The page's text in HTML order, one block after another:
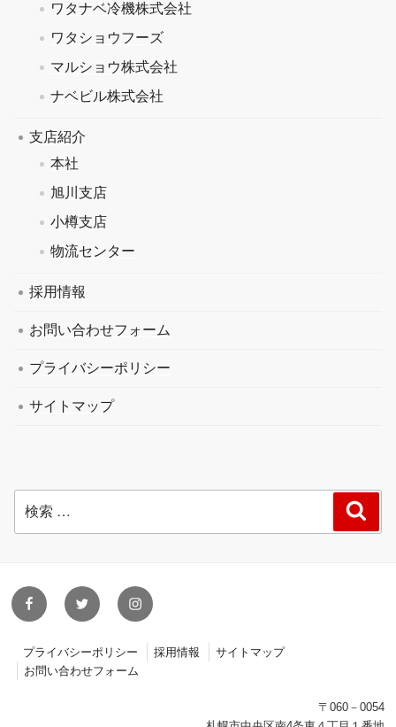
ワタナベ冷機株式会社
ワタショウフーズ
マルショウ株式会社
ナベビル株式会社
支店紹介
本社
旭川支店
小樽支店
物流センター
採用情報
お問い合わせフォーム
プライバシーポリシー
サイトマップ
索:
facebooktwitter instagram
プライバシーポリシー 採用情報
サイトマップ
お問い合わせフォーム
〒060－0054